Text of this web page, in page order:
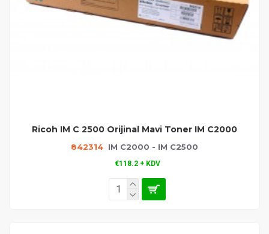
842314 IM C2000 - IM C2500
Ricoh IM C 2500 Orijinal Mavi Toner IM C2000
€118.2 + KDV